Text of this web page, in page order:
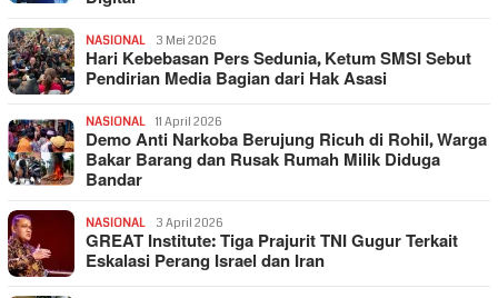
NASIONAL 3 Mei 2026
Hari Kebebasan Pers Sedunia, Ketum SMSI Sebut
Pendirian Media Bagian dari Hak Asasi
NASIONAL 11 April 2026
Demo Anti Narkoba Berujung Ricuh di Rohil, Warga
Bakar Barang dan Rusak Rumah Milik Diduga
Bandar
NASIONAL 3 April 2026
GREAT Institute: Tiga Prajurit TNI Gugur Terkait
Eskalasi Perang Israel dan Iran